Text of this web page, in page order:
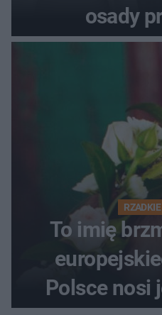
osady
To imię
Polsce nosi